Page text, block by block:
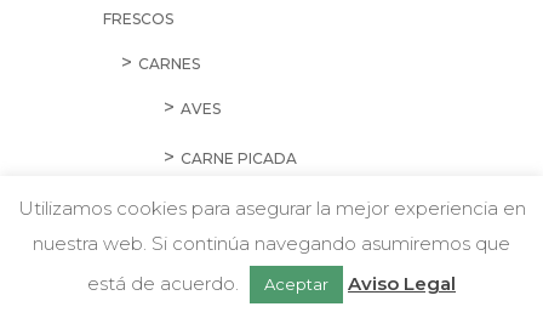
FRESCOS
CARNES
AVES
CARNE PICADA
CERDO
CORDERO Y CONEJO
EMBUTIDOS
w Chatea con nosotros
Utilizamos cookies para asegurar la mejor experiencia en
nuestra web. Si continúa navegando asumiremos que
está de acuerdo.
Aceptar Aviso Legal